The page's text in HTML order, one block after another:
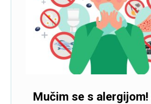
Mučim se s